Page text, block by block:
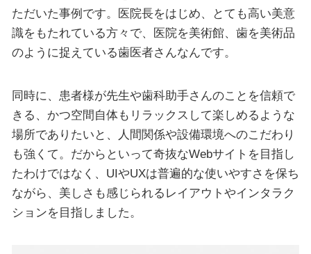
ただいた事例です。医院長をはじめ、とても高い美意
識をもたれている方々で、医院を美術館、歯を美術品
のように捉えている歯医者さんなんです。
同時に、患者様が先生や歯科助手さんのことを信頼で
きる、かつ空間自体もリラックスして楽しめるような
場所でありたいと、人間関係や設備環境へのこだわり
も強くて。だからといって奇抜なWebサイトを目指し
たわけではなく、UIやUXは普遍的な使いやすさを保ち
ながら、美しさも感じられるレイアウトやインタラク
ションを目指しました。